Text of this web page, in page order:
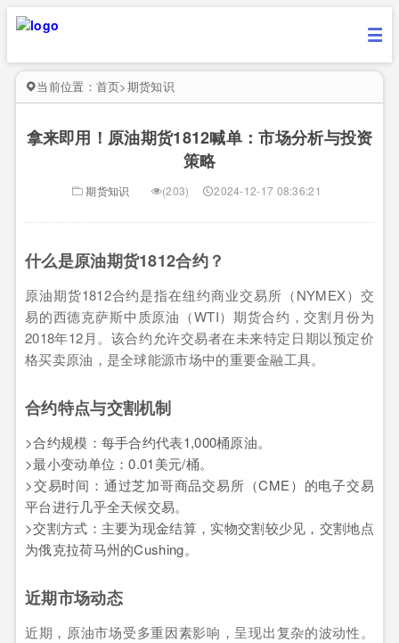
当前位置： 首页>期货知识
拿来即用！原油期货1812喊单：市场分析与投资
策略
期货知识 (203) 2024-12-17 08:36:21
什么是原油期货1812合约？
原油期货1812合约是指在纽约商业交易所（NYMEX）交
易的西德克萨斯中质原油（WTI）期货合约，交割月份为
2018年12月。该合约允许交易者在未来特定日期以预定价
格买卖原油，是全球能源市场中的重要金融工具。
合约特点与交割机制
>合约规模：每手合约代表1,000桶原油。
>最小变动单位：0.01美元/桶。
>交易时间：通过芝加哥商品交易所（CME）的电子交易
平台进行几乎全天候交易。
>交割方式：主要为现金结算，实物交割较少见，交割地点
为俄克拉荷马州的Cushing。
近期市场动态
近期，原油市场受多重因素影响，呈现出复杂的波动性。